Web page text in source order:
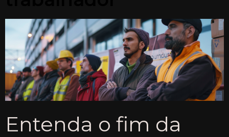
Entenda o fim da